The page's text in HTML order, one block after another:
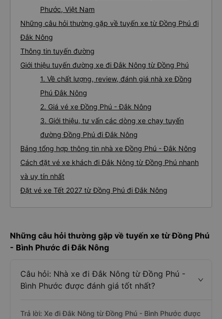
Phước, Việt Nam
Những câu hỏi thường gặp về tuyến xe từ Đồng Phú đi
Đắk Nông
Thông tin tuyến đường
Giới thiệu tuyến đường xe đi Đắk Nông từ Đồng Phú
1. Về chất lượng, review, đánh giá nhà xe Đồng
Phú Đắk Nông
2. Giá vé xe Đồng Phú - Đắk Nông
3. Giới thiệu, tư vấn các dòng xe chạy tuyến
đường Đồng Phú đi Đắk Nông
Bảng tổng hợp thông tin nhà xe Đồng Phú - Đắk Nông
Cách đặt vé xe khách đi Đắk Nông từ Đồng Phú nhanh
và uy tín nhất
Đặt vé xe Tết 2027 từ Đồng Phú đi Đắk Nông
Những câu hỏi thường gặp về tuyến xe từ Đồng Phú
- Bình Phước đi Đắk Nông
Câu hỏi: Nhà xe đi Đắk Nông từ Đồng Phú -
Bình Phước được đánh giá tốt nhất?
Trả lời: Xe đi Đắk Nông từ Đồng Phú - Bình Phước được